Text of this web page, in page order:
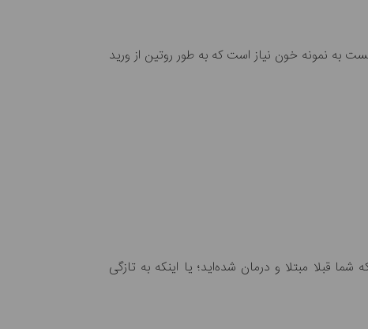
به نمونه خون نیاز است که به طور روتین از ورید
قبلا مبتلا و درمان شده‌اید؛ یا اینکه به تازگی